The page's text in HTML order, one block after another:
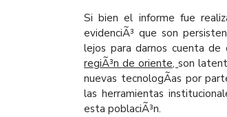
Si bien el informe fue
evidenciÃ³ que son
lejos para darnos cuenta
regiÃ³n de oriente,son
nuevas tecnologÃ­as por
las herramientas
esta poblaciÃ³n.